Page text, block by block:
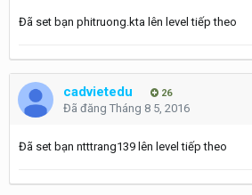
Đã set bạn phitruong.kta lên level tiếp theo
cadvietedu 26
Đã đăng Tháng 8 5, 2016
Đã set bạn ntttrang139 lên level tiếp theo